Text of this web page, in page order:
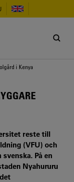
i Kenya
reste till
(VFU) och
På en
Nyahururu